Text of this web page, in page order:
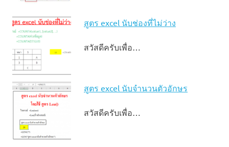
สูตร excel นับช่องที่ไม่ว่าง
สวัสดีครับเพื่อ…
สูตร excel นับจํานวนตัวอักษร
สวัสดีครับเพื่อ…